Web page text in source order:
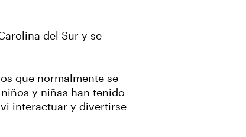
del Sur y se
que normalmente se
y niñas han tenido
interactuar y divertirse